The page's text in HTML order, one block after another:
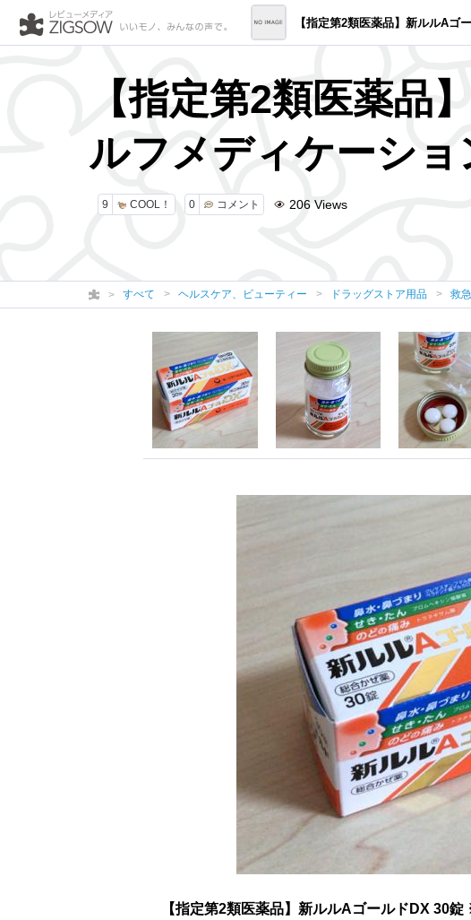
【指定第2類医薬品】新ルルAゴールドDX ※セルフメディケーション税制対象商品
【指定第2類医薬
ルフメディケーシ
9 COOL！ 0 コメント 206 Views
すべて ヘルスケア、ビューティー ドラッグストア用品 救
【指定第2類医薬品】新ルルAゴールドDX 30